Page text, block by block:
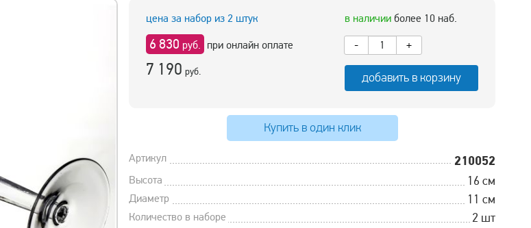
цена за набор из 2 штук
6 830 руб. при онлайн оплате
7 190 руб.
в наличииболее 10 наб.
-
+
добавить в корзину
Купить в один клик
Артикул 210052
Высота 16 см
Диаметр 11 см
Количество в наборе 2 шт